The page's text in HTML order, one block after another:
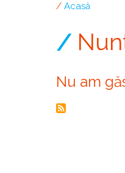
Acasă
Nu am